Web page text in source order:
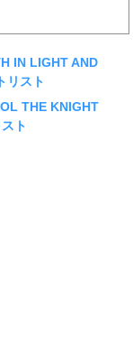
IN LIGHT AND
リスト
THE KNIGHT
ト